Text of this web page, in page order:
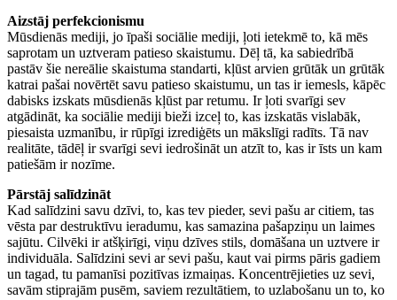
Aizstāj perfekcionismu
Mūsdienās mediji, jo īpaši sociālie mediji, ļoti ietekmē to, kā mēs
saprotam un uztveram patieso skaistumu. Dēļ tā, ka sabiedrībā
pastāv šie nereālie skaistuma standarti, kļūst arvien grūtāk un grūtāk
katrai pašai novērtēt savu patieso skaistumu, un tas ir iemesls, kāpēc
dabisks izskats mūsdienās kļūst par retumu. Ir ļoti svarīgi sev
atgādināt, ka sociālie mediji bieži izceļ to, kas izskatās vislabāk,
piesaista uzmanību, ir rūpīgi izrediģēts un mākslīgi radīts. Tā nav
realitāte, tādēļ ir svarīgi sevi iedrošināt un atzīt to, kas ir īsts un kam
patiešām ir nozīme.
Pārstāj salīdzināt
Kad salīdzini savu dzīvi, to, kas tev pieder, sevi pašu ar citiem, tas
vēsta par destruktīvu ieradumu, kas samazina pašapziņu un laimes
sajūtu. Cilvēki ir atšķirīgi, viņu dzīves stils, domāšana un uztvere ir
individuāla. Salīdzini sevi ar sevi pašu, kaut vai pirms pāris gadiem
un tagad, tu pamanīsi pozitīvas izmaiņas. Koncentrējieties uz sevi,
savām stiprajām pusēm, saviem rezultātiem, to uzlabošanu un to, ko